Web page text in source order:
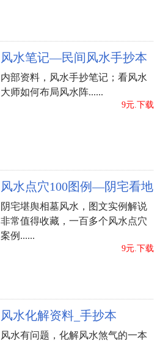
风水笔记—民间风水手抄本
内部资料，风水手抄笔记；看风水
大师如何布局风水阵......
9元.下载
风水点穴100图例—阴宅看地
阴宅堪舆相墓风水，图文实例解说
非常值得收藏，一百多个风水点穴
案例......
9元.下载
风水化解资料_手抄本
风水有问题，化解风水煞气的一本